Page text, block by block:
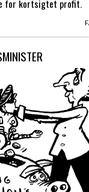
for kortsigtet profit.